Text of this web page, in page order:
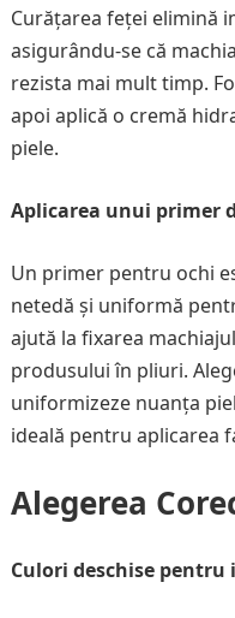
Curățarea feței elimină
asigurându-se că
rezista mai mult timp.
apoi aplică o cremă
piele.
Aplicarea unui primer
Un primer pentru ochi
netedă și uniformă
ajută la fixarea
produsului în pliuri.
uniformizeze nuanța
ideală pentru aplicarea
Alegerea
Culori deschise